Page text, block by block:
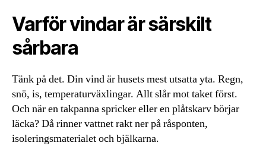
Varför vindar är särskilt
sårbara
Tänk på det. Din vind är husets mest utsatta yta. Regn,
snö, is, temperaturväxlingar. Allt slår mot taket först.
Och när en takpanna spricker eller en plåtskarv börjar
läcka? Då rinner vattnet rakt ner på råsponten,
isoleringsmaterialet och bjälkarna.